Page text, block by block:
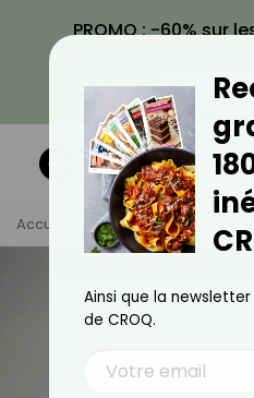
PROMO : -60% sur
VOIR
Accueil Tag Famille
Ainsi que la
de CROQ.